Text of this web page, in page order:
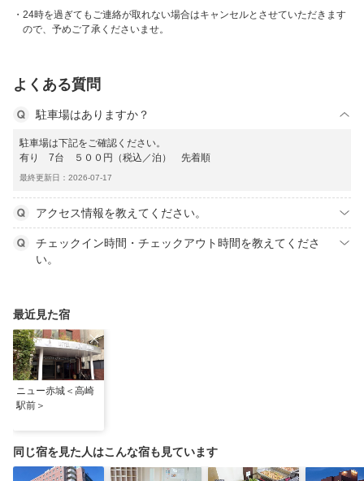
24時を過ぎてもご連絡が取れない場合はキャンセルとさせていただきます
ので、予めご了承くださいませ。
よくある質問
駐車場はありますか？
駐車場は下記をご確認ください。
有り 7台 ５００円（税込／泊） 先着順
最終更新日：2026-07-17
アクセス情報を教えてください。
チェックイン時間・チェックアウト時間を教えてくださ
い。
最近見た宿
ニュー赤城＜高崎
駅前＞
同じ宿を見た人はこんな宿も見ています